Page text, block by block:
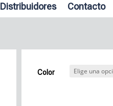
Distribuidores Contacto
Color